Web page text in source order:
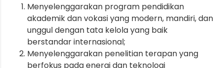
Menyelenggarakan program pendidikan
akademik dan vokasi yang modern, mandiri, dan
unggul dengan tata kelola yang baik
berstandar internasional;
Menyelenggarakan penelitian terapan yang
berfokus pada energi dan teknologi